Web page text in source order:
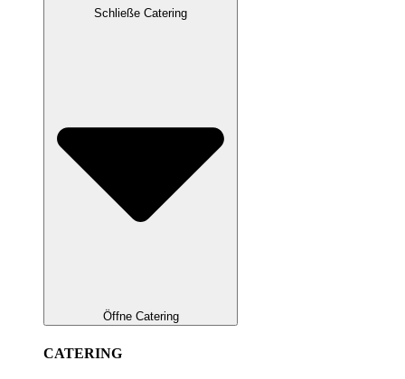
Schließe Catering
Öffne Catering
CATERING